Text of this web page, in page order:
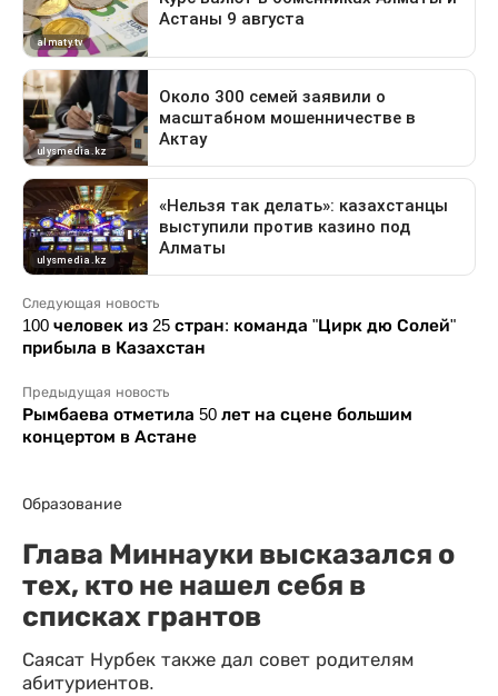
Следующая новость
100 человек из 25 стран: команда "Цирк дю Солей"
прибыла в Казахстан
Предыдущая новость
Рымбаева отметила 50 лет на сцене большим
концертом в Астане
Образование
Глава Миннауки высказался о
тех, кто не нашел себя в
списках грантов
Саясат Нурбек также дал совет родителям
абитуриентов.